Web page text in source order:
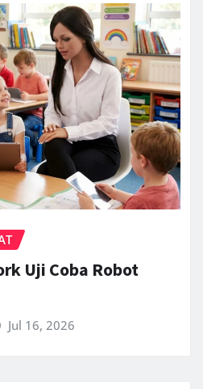
Uji Coba Robot
Jul 16, 2026